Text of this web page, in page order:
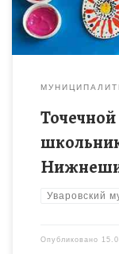
Уваровский
Опубликовано